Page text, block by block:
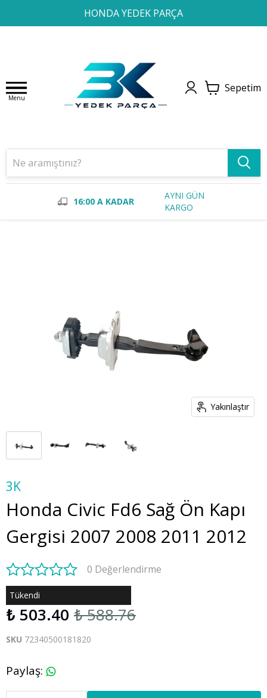
HONDA YEDEK PARÇA
1 2 3 4
Menu
Sepetim
16:00 A KADAR
AYNI GÜN
KARGO
Yakınlaştır
3K
Honda Civic Fd6 Sağ Ön Kapı
Gergisi 2007 2008 2011 2012
0 Değerlendirme
Tükendi
₺ 503.40 ₺ 588.76
SKU 72340500181820
Paylaş: